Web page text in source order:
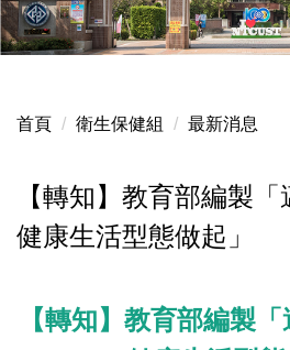
首頁 衛生保健組 最新消息
【轉知】教育部編製
健康生活型態做起」
【轉知】 教育部編製